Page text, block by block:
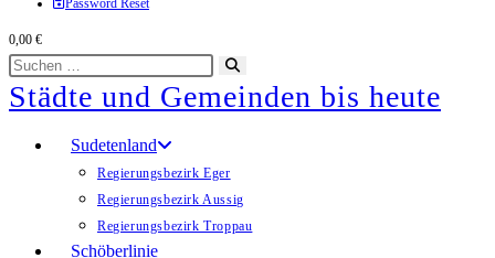
springenPassword Reset
0,00 €
Diese
Website
durchsuchen
starten
Städte und Gemeinden bis heute
Sudetenland
Regierungsbezirk Eger
Regierungsbezirk Aussig
Regierungsbezirk Troppau
Schöberlinie